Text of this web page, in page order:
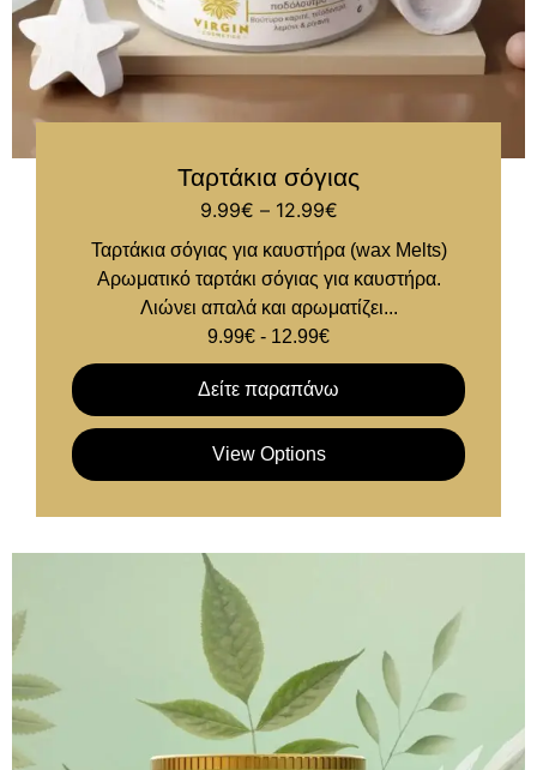
Ταρτάκια σόγιας
9.99€ – 12.99€
Ταρτάκια σόγιας για καυστήρα (wax Melts)
Αρωματικό ταρτάκι σόγιας για καυστήρα.
Λιώνει απαλά και αρωματίζει...
9.99€ - 12.99€
Δείτε παραπάνω
View Options